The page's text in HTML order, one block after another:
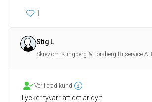
1
Stig L
Skrev om Klingberg & Forsberg Bilservice AB
Verifierad kund
Tycker tyvärr att det är dyrt